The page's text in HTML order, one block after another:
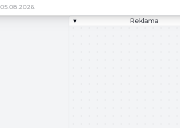
05.08.2026.
▾
Reklama